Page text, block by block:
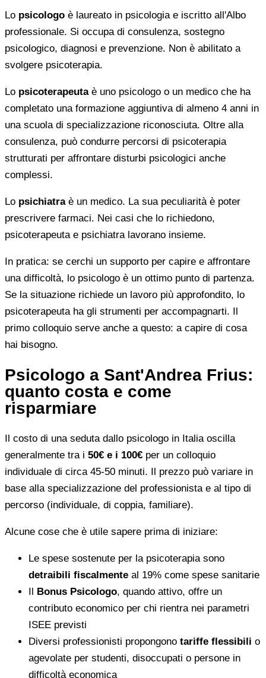
Lo psicologo è laureato in psicologia e iscritto all'Albo
professionale. Si occupa di consulenza, sostegno
psicologico, diagnosi e prevenzione. Non è abilitato a
svolgere psicoterapia.
Lo psicoterapeutaè uno psicologo o un medico che ha
completato una formazione aggiuntiva di almeno 4 anni in
una scuola di specializzazione riconosciuta. Oltre alla
consulenza, può condurre percorsi di psicoterapia
strutturati per affrontare disturbi psicologici anche
complessi.
Lo psichiatraè un medico. La sua peculiarità è poter
prescrivere farmaci. Nei casi che lo richiedono,
psicoterapeuta e psichiatra lavorano insieme.
In pratica: se cerchi un supporto per capire e affrontare
una difficoltà, lo psicologo è un ottimo punto di partenza.
Se la situazione richiede un lavoro più approfondito, lo
psicoterapeuta ha gli strumenti per accompagnarti. Il
primo colloquio serve anche a questo: a capire di cosa
hai bisogno.
Psicologo a Sant'Andrea Frius:
quanto costa e come
risparmiare
Il costo di una seduta dallo psicologo in Italia oscilla
generalmente tra i 50€ e i 100€ per un colloquio
individuale di circa 45-50 minuti. Il prezzo può variare in
base alla specializzazione del professionista e al tipo di
percorso (individuale, di coppia, familiare).
Alcune cose che è utile sapere prima di iniziare:
Le spese sostenute per la psicoterapia sono
detraibili fiscalmente al 19% come spese sanitarie
Il Bonus Psicologo, quando attivo, offre un
contributo economico per chi rientra nei parametri
ISEE previsti
Diversi professionisti propongono tariffe flessibili o
agevolate per studenti, disoccupati o persone in
difficoltà economica